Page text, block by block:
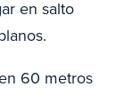
en salto
60 metros